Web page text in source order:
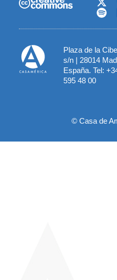
Plaza de la
s/n | 28014
España. Tel:
595 48 00
© Casa de